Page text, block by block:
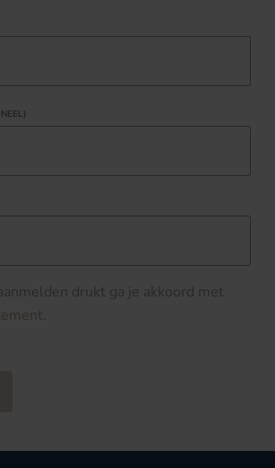
drukt ga je akkoord met
.